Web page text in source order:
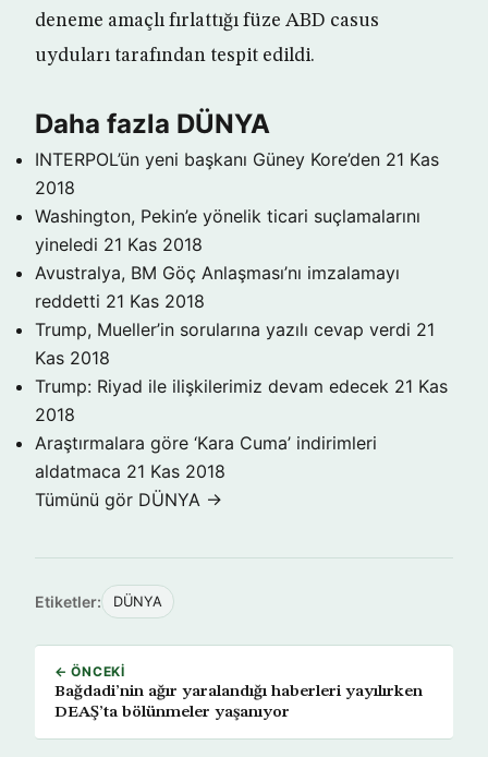
deneme amaçlı fırlattığı füze ABD casus
uyduları tarafından tespit edildi.
Daha fazla DÜNYA
INTERPOL’ün yeni başkanı Güney Kore’den 21 Kas
2018
Washington, Pekin’e yönelik ticari suçlamalarını
yineledi 21 Kas 2018
Avustralya, BM Göç Anlaşması’nı imzalamayı
reddetti 21 Kas 2018
Trump, Mueller’in sorularına yazılı cevap verdi 21
Kas 2018
Trump: Riyad ile ilişkilerimiz devam edecek 21 Kas
2018
Araştırmalara göre ‘Kara Cuma’ indirimleri
aldatmaca 21 Kas 2018
Tümünü gör DÜNYA →
Etiketler: DÜNYA
← ÖNCEKI
Bağdadi’nin ağır yaralandığı haberleri yayılırken
DEAŞ’ta bölünmeler yaşanıyor